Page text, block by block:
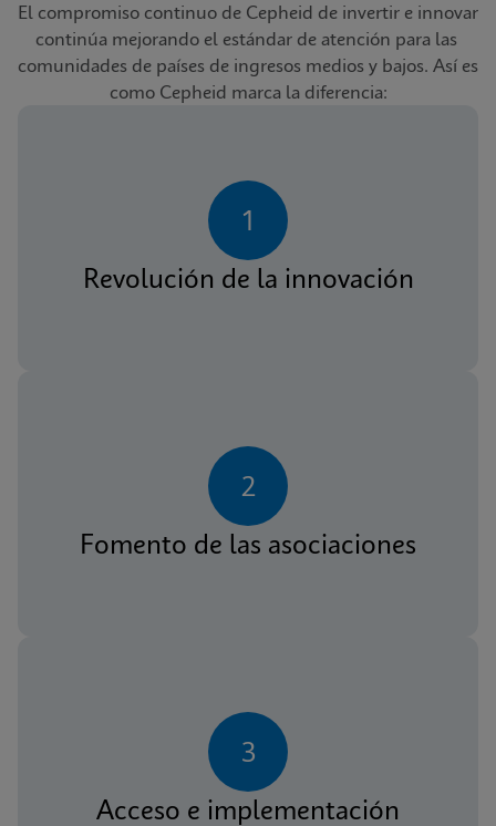
El compromiso continuo de Cepheid de invertir e innovar
continúa mejorando el estándar de atención para las
comunidades de países de ingresos medios y bajos. Así es
como Cepheid marca la diferencia:
1
Revolución de la innovación
2
Fomento de las asociaciones
3
Acceso e implementación